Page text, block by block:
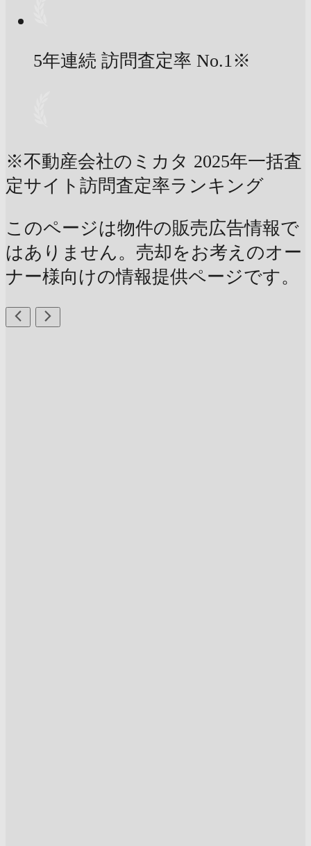
5年連続 訪問査定率 No.1※
※不動産会社のミカタ 2025年一括査
定サイト訪問査定率ランキング
このページは物件の販売広告情報で
はありません。売却をお考えのオー
ナー様向けの情報提供ページです。